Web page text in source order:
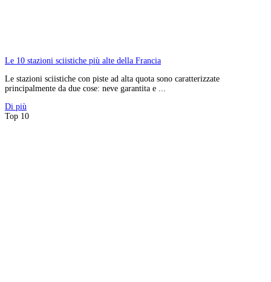
Le 10 stazioni sciistiche più alte della Francia
Le stazioni sciistiche con piste ad alta quota sono caratterizzate
principalmente da due cose: neve garantita e ...
Di più
Top 10